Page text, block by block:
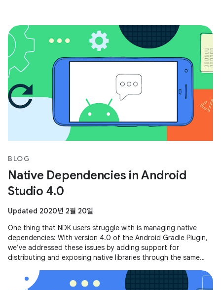
BLOG
Native Dependencies in Android
Studio 4.0
Updated 2020년 2월 20일
One thing that NDK users struggle with is managing native
dependencies: With version 4.0 of the Android Gradle Plugin,
we’ve addressed these issues by adding support for
distributing and exposing native libraries through the same